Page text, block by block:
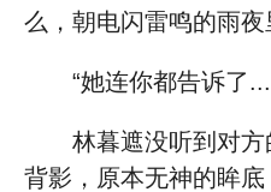
么，朝电闪雷鸣的雨夜
“她连你都告诉了
林暮遮没听到对
背影，原本无神的眸